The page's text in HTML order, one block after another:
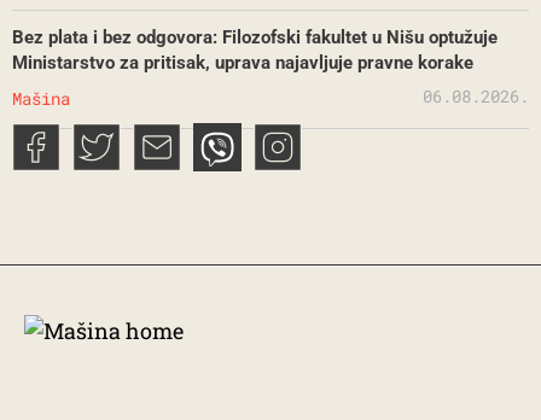
Bez plata i bez odgovora: Filozofski fakultet u Nišu optužuje
Ministarstvo za pritisak, uprava najavljuje pravne korake
Mašina 06.08.2026.